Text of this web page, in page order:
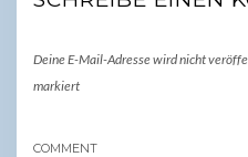
Deine E-Mail-Adresse wird nicht
markiert
COMMENT